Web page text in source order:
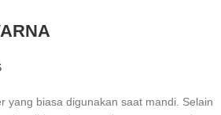
yang biasa digunakan saat mandi. Selain